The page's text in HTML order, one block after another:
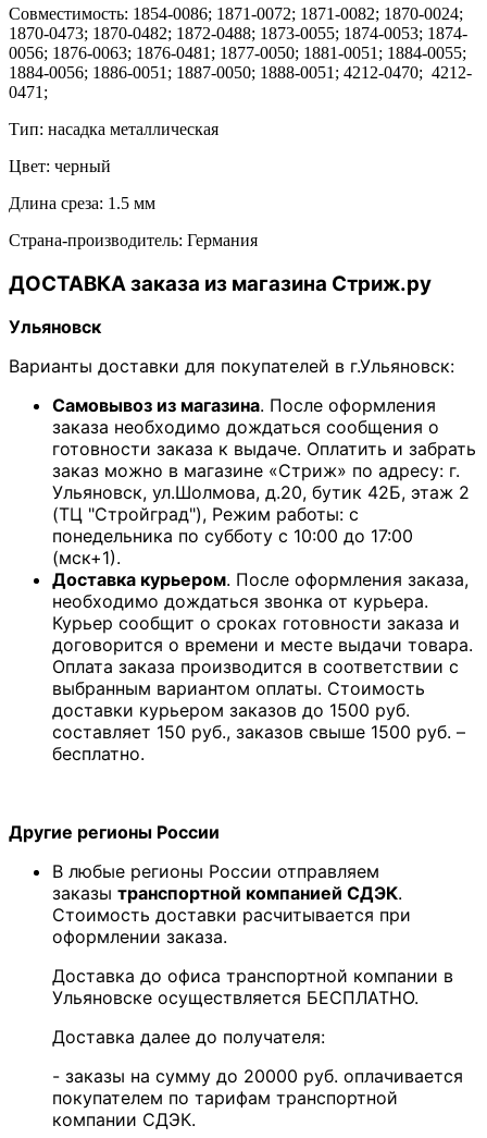
Совместимость: 1854-0086; 1871-0072; 1871-0082; 1870-0024;
1870-0473; 1870-0482; 1872-0488; 1873-0055; 1874-0053; 1874-
0056; 1876-0063; 1876-0481; 1877-0050; 1881-0051; 1884-0055;
1884-0056; 1886-0051; 1887-0050; 1888-0051; 4212-0470; 4212-
0471;
Тип: насадка металлическая
Цвет: черный
Длина среза: 1.5 мм
Страна-производитель: Германия
ДОСТАВКА заказа из магазина Стриж.ру
Ульяновск
Варианты доставки для покупателей в г.Ульяновск:
Самовывоз из магазина. После оформления
заказа необходимо дождаться сообщения о
готовности заказа к выдаче. Оплатить и забрать
заказ можно в магазине «Стриж» по адресу: г.
Ульяновск, ул.Шолмова, д.20, бутик 42Б, этаж 2
(ТЦ "Стройград"), Режим работы: с
понедельника по субботу с 10:00 до 17:00
(мск+1).
Доставка курьером. После оформления заказа,
необходимо дождаться звонка от курьера.
Курьер сообщит о сроках готовности заказа и
договорится о времени и месте выдачи товара.
Оплата заказа производится в соответствии с
выбранным вариантом оплаты. Стоимость
доставки курьером заказов до 1500 руб.
составляет 150 руб., заказов свыше 1500 руб. –
бесплатно.
Другие регионы России
В любые регионы России отправляем
заказы транспортной компанией СДЭК.
Стоимость доставки расчитывается при
оформлении заказа.
Доставка до офиса транспортной компании в
Ульяновске осуществляется БЕСПЛАТНО.
Доставка далее до получателя:
- заказы на сумму до 20000 руб. оплачивается
покупателем по тарифам транспортной
компании СДЭК.